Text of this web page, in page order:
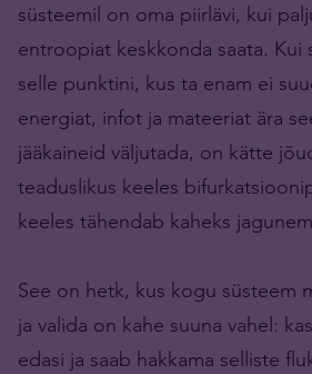
süsteemil on oma piirlävi, kui
entroopiat keskkonda saata. Kui
selle punktini, kus ta enam ei
energiat, infot ja mateeriat ära
jääkaineid väljutada, on kätte
teaduslikus keeles
keeles tähendab kaheks
See on hetk, kus kogu süsteem
ja valida on kahe suuna vahel:
edasi ja saab hakkama selliste